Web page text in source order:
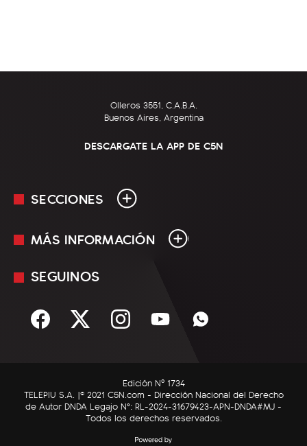
Olleros 3551, C.A.B.A.
Buenos Aires, Argentina
DESCARGATE LA APP DE C5N
SECCIONES
En Vivo
Sociedad
C5N Autos
RatingCero
MÁS INFORMACIÓN
Mediakit
Términos y condiciones
SEGUINOS
Edición Nº 1734
TELEPIU S.A. |© 2021 C5N.com - Dirección Nacional del Derecho
de Autor DNDA Legajo N°: RL-2024-31679423-APN-DNDA#MJ -
Todos los derechos reservados.